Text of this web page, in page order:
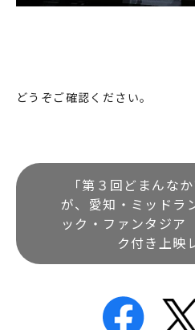
どうぞご確認ください。
「第３回どまんな
が、愛知・ミッドラ
ック・ファンタジ
ク付き上映